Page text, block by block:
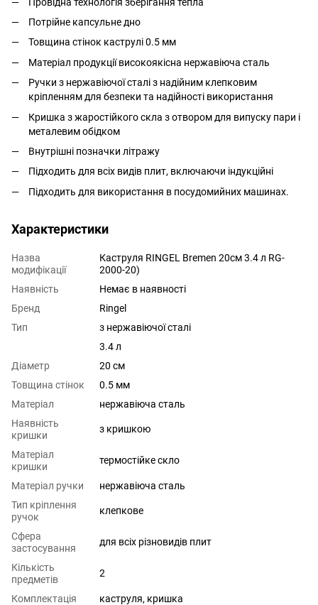
Потрійне капсульне дно
Товщина стінок каструлі 0.5 мм
Матеріал продукції високоякісна нержавіюча сталь
Ручки з нержавіючої сталі з надійним клепковим
кріпленням для безпеки та надійності використання
Кришка з жаростійкого скла з отвором для випуску пари і
металевим обідком
Внутрішні позначки літражу
Підходить для всіх видів плит, включаючи індукційні
Підходить для використання в посудомийних машинах.
Характеристики
Назва
модифікації
Каструля RINGEL Bremen 20см 3.4 л RG-
2000-20)
Наявність
Немає в наявності
Бренд
Ringel
Тип
з нержавіючої сталі
3.4 л
Діаметр
20 см
Товщина стінок
0.5 мм
Матеріал
нержавіюча сталь
Наявність
кришки
з кришкою
Матеріал
кришки
термостійке скло
Матеріал ручки
нержавіюча сталь
Тип кріплення
ручок
клепкове
Сфера
застосування
для всіх різновидів плит
Кількість
предметів
2
Комплектація
каструля, кришка